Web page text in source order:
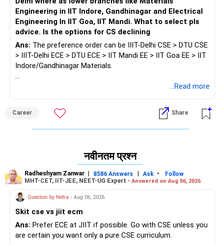
Engineering in IIT Indore, Gandhinagar and Electrical
Engineering In IIT Goa, IIT Mandi. What to select pls
advice. Is the options for CS declining
Ans: The preference order can be IIIT-Delhi CSE > DTU CSE
> IIIT-Delhi ECE > DTU ECE > IIT Mandi EE > IIT Goa EE > IIT
Indore/Gandhinagar Materials.
It’s better to choose CS or ECE in Delhi over some of the
average package is around Rs. 19.87 LPA, and DTU’s
COE/ECE averages for 2023-24 were Rs. 17.21 and Rs.
16.61 LPA, respectively. Newer IIT branches outside CS or
CS is still strong and growing—only average students face
more competition. Strong coders still get the best
opportunities. All the Best for Your Son's Prosperous
Follow RediffGURUS to Know More on 'Careers | Money |
Health | Relationships'.
...Read more
Career Share
नवीनतम प्रश्न
Radheshyam Zanwar | 8586 Answers | Ask -
Follow
MHT-CET, IIT-JEE, NEET-UG Expert - Answered on Aug 06, 2026
Question by Netra - Aug 06, 2026
Skit cse vs jiit ecm
Ans: Prefer ECE at JIIT if possible. Go with CSE unless you
are certain you want only a pure CSE curriculum.